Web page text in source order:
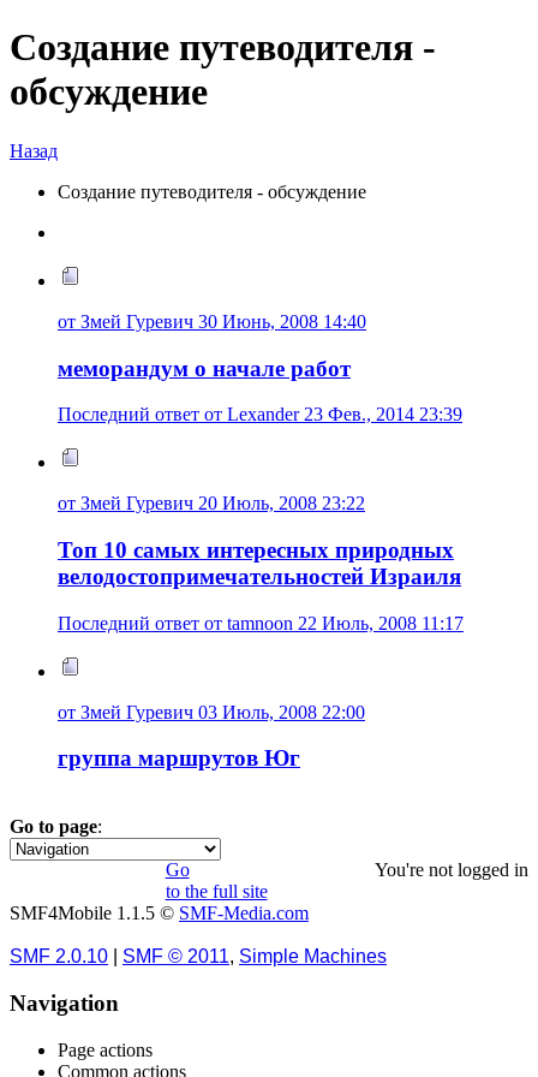
Создание путеводителя -
обсуждение
Назад
Создание путеводителя - обсуждение
от Змей Гуревич 30 Июнь, 2008 14:40
меморандум о начале работ
Последний ответ от Lexander 23 Фев., 2014 23:39
от Змей Гуревич 20 Июль, 2008 23:22
Топ 10 самых интересных природных
велодостопримечательностей Израиля
Последний ответ от tamnoon 22 Июль, 2008 11:17
от Змей Гуревич 03 Июль, 2008 22:00
группа маршрутов Юг
Go to page:
1
You're not logged in
Go
to the full site
SMF4Mobile 1.1.5 © SMF-Media.com
SMF 2.0.10 SMF © 2011, Simple Machines
Navigation
Page actions
Common actions